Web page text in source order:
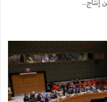
إنتاج…